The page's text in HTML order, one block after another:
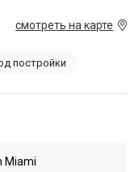
смотреть на карте
постройки
Miami